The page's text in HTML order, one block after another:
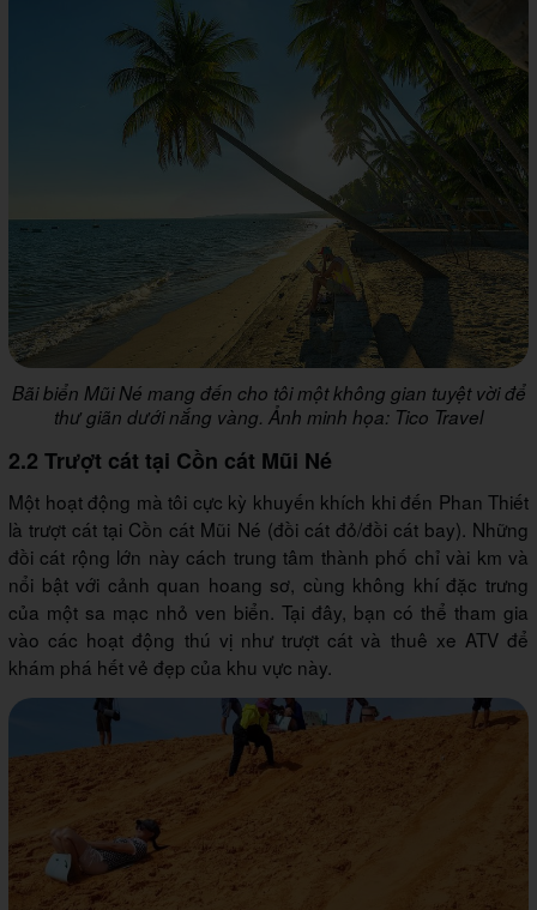
Bãi biển Mũi Né mang đến cho tôi một không gian tuyệt vời để
thư giãn dưới nắng vàng. Ảnh minh họa: Tico Travel
2.2 Trượt cát tại Cồn cát Mũi Né
Một hoạt động mà tôi cực kỳ khuyến khích khi đến Phan Thiết
là trượt cát tại Cồn cát Mũi Né (đồi cát đỏ/đồi cát bay). Những
đồi cát rộng lớn này cách trung tâm thành phố chỉ vài km và
nổi bật với cảnh quan hoang sơ, cùng không khí đặc trưng
của một sa mạc nhỏ ven biển. Tại đây, bạn có thể tham gia
vào các hoạt động thú vị như trượt cát và thuê xe ATV để
khám phá hết vẻ đẹp của khu vực này.